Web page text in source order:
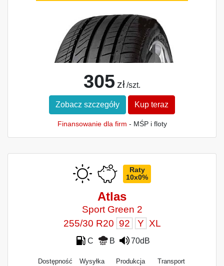
305 zł /szt.
Zobacz szczegóły Kup teraz
Finansowanie dla firm - MŚP i floty
Raty
10x0%
Atlas
Sport Green 2
255/30 R20 92 Y XL
C B 70dB
Dostępność Wysyłka Produkcja Transport